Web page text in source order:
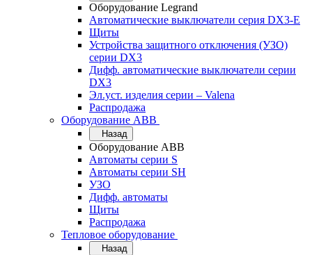
Оборудование Legrand
Автоматические выключатели серия DX3-E
Щиты
Устройства защитного отключения (УЗО)
серии DX3
Дифф. автоматические выключатели серии
DX3
Эл.уст. изделия серии – Valena
Распродажа
Оборудование АВВ
Назад
Оборудование АВВ
Автоматы серии S
Автоматы серии SH
УЗО
Дифф. автоматы
Щиты
Распродажа
Тепловое оборудование
Назад